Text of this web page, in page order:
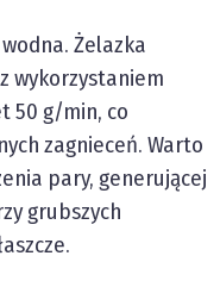
Żelazka
wykorzystaniem
50 g/min, co
zagnieceń. Warto
pary, generującej
grubszych